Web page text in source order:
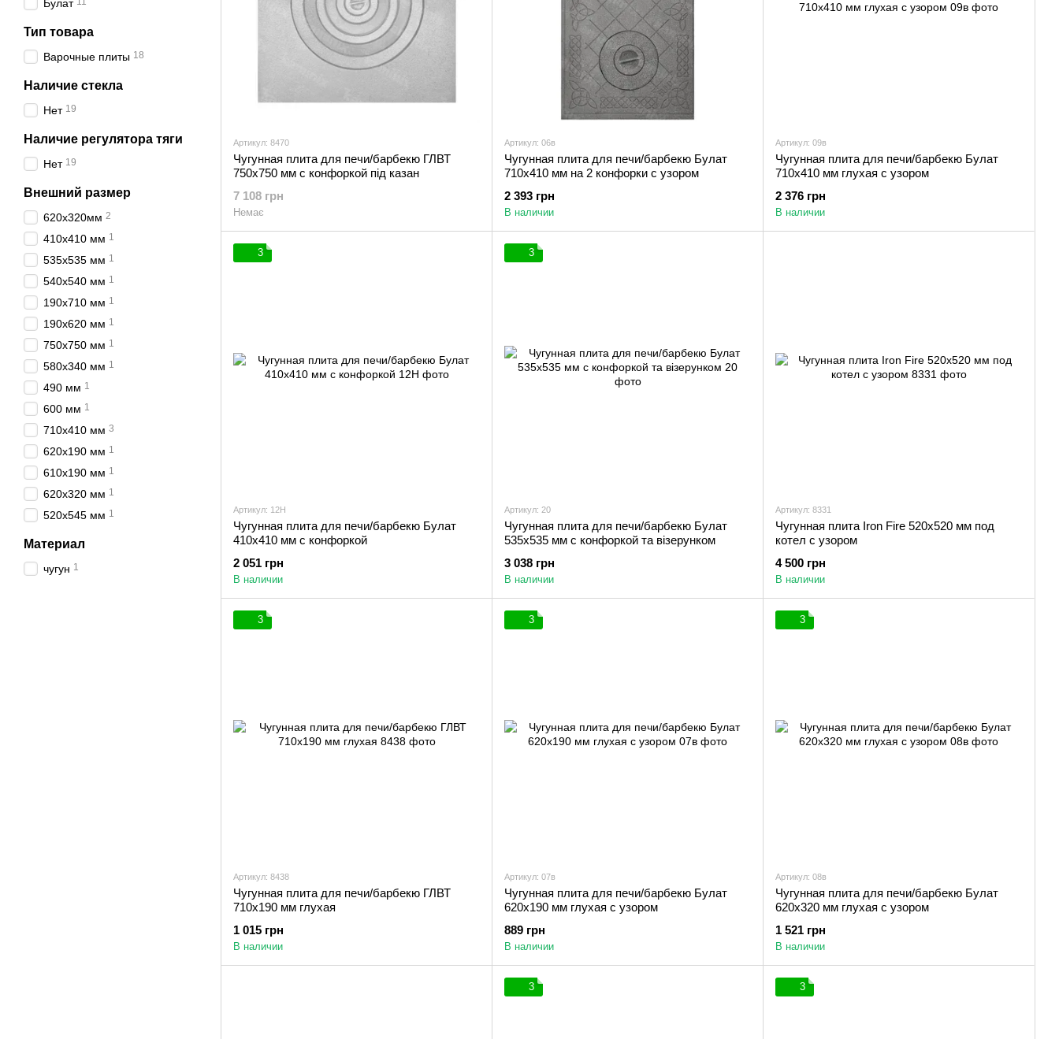
Артикул: 8470
Чугунная плита для печи/барбекю ГЛВТ
750х750 мм с конфоркой під казан
7 108 грн
Немає
Артикул: 06в
Чугунная плита для печи/барбекю Булат
710х410 мм на 2 конфорки с узором
2 393 грн
В наличии
Артикул: 09в
Чугунная плита для печи/барбекю Булат
710х410 мм глухая с узором
2 376 грн
В наличии
3
Артикул: 12Н
Чугунная плита для печи/барбекю Булат
410х410 мм с конфоркой
2 051 грн
В наличии
3
Артикул: 20
Чугунная плита для печи/барбекю Булат
535х535 мм с конфоркой та візерунком
3 038 грн
В наличии
Артикул: 8331
Чугунная плита Iron Fire 520х520 мм под
котел с узором
4 500 грн
В наличии
3
Артикул: 8438
Чугунная плита для печи/барбекю ГЛВТ
710х190 мм глухая
1 015 грн
В наличии
3
Артикул: 07в
Чугунная плита для печи/барбекю Булат
620х190 мм глухая с узором
889 грн
В наличии
3
Артикул: 08в
Чугунная плита для печи/барбекю Булат
620х320 мм глухая с узором
1 521 грн
В наличии
3 3
Булат
Тип товара
Варочные плиты 18
Наличие стекла
Нет 19
Наличие регулятора тяги
Нет 19
Внешний размер
620х320мм 2
410х410 мм 1
535х535 мм 1
540х540 мм 1
190х710 мм 1
190х620 мм 1
750х750 мм 1
580х340 мм 1
490 мм 1
600 мм 1
710х410 мм 3
620х190 мм 1
610х190 мм 1
620х320 мм 1
520х545 мм 1
Материал
чугун 1